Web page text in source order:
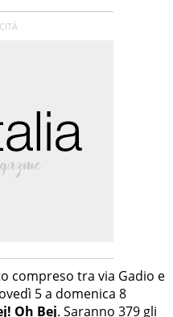
compreso tra via Gadio e
5 a domenica 8
Oh Bej. Saranno 379 gli